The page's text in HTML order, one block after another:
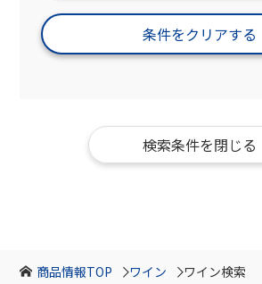
商品情報TOP ワイン ワイン検索
条件をクリアする
検索条件を閉じる